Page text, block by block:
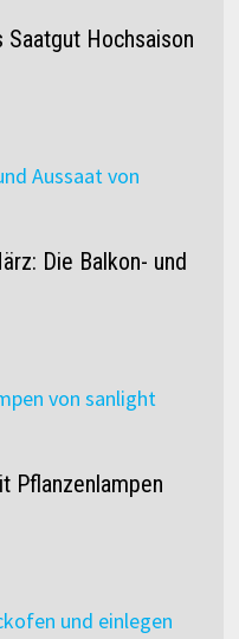
Saatgut Hochsaison
Die Balkon- und
Pflanzenlampen